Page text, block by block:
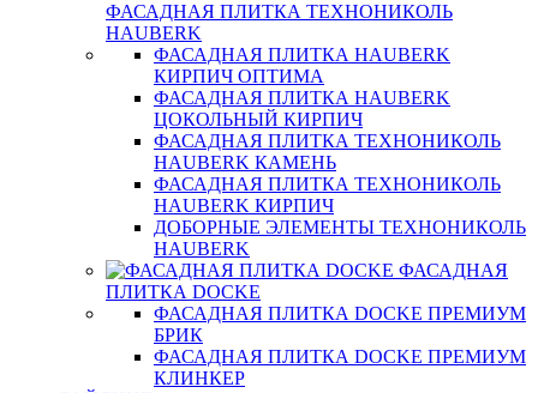
ФАСАДНАЯ ПЛИТКА ТЕХНОНИКОЛЬ
HAUBERK
ФАСАДНАЯ ПЛИТКА HAUBERK
КИРПИЧ ОПТИМА
ФАСАДНАЯ ПЛИТКА HAUBERK
ЦОКОЛЬНЫЙ КИРПИЧ
ФАСАДНАЯ ПЛИТКА ТЕХНОНИКОЛЬ
HAUBERK КАМЕНЬ
ФАСАДНАЯ ПЛИТКА ТЕХНОНИКОЛЬ
HAUBERK КИРПИЧ
ДОБОРНЫЕ ЭЛЕМЕНТЫ ТЕХНОНИКОЛЬ
HAUBERK
ФАСАДНАЯ
ПЛИТКА DOCKE
ФАСАДНАЯ ПЛИТКА DOCKE ПРЕМИУМ
БРИК
ФАСАДНАЯ ПЛИТКА DOCKE ПРЕМИУМ
КЛИНКЕР